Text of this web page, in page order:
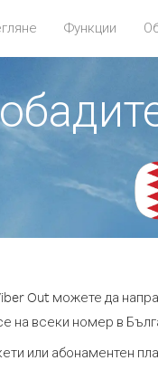
Функции
Out можете да
на всеки номер в
или абонаментен